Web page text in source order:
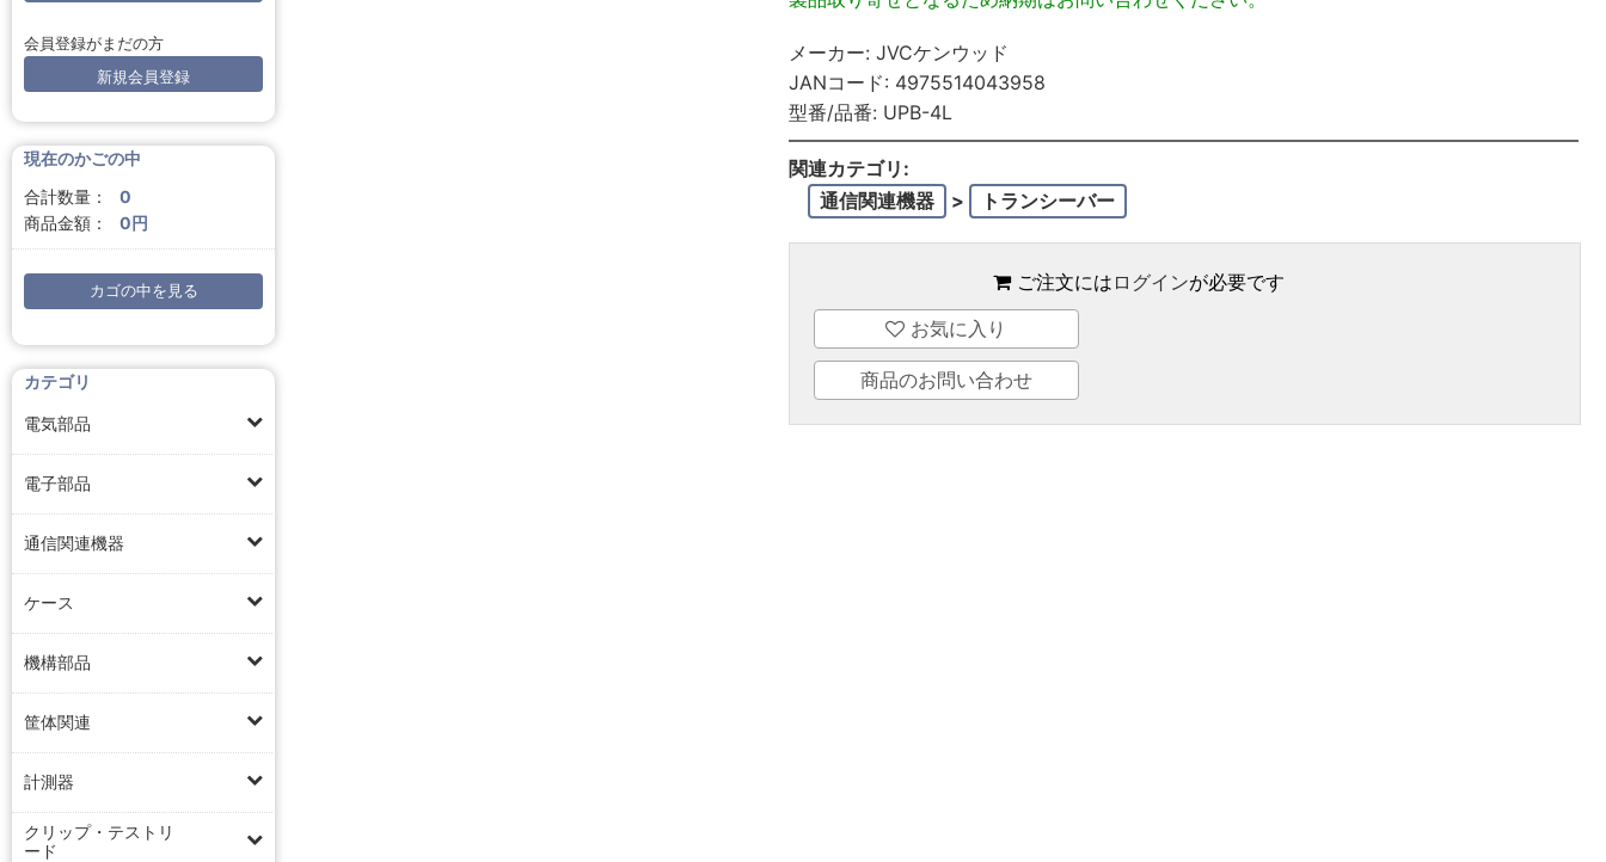
会員登録がまだの方
新規会員登録
現在のかごの中
合計数量：
0
商品金額：
0円
カゴの中を見る
カテゴリ
電気部品
電子部品
通信関連機器
ケース
機構部品
筐体関連
計測器
クリップ・テストリ
ード
メーカー: JVCケンウッド
JANコード: 4975514043958
型番/品番: UPB-4L
関連カテゴリ:
通信関連機器
> トランシーバー
ご注文には ログインが必要です
お気に入り
商品のお問い合わせ